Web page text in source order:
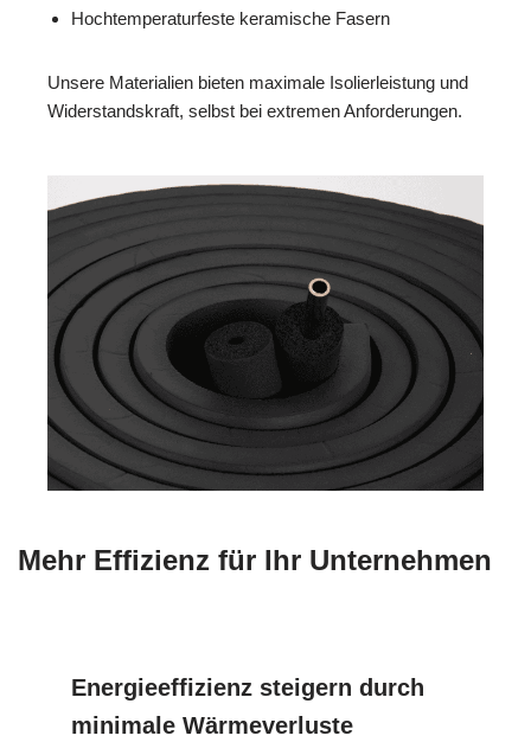
Hochtemperaturfeste keramische Fasern
Unsere Materialien bieten maximale Isolierleistung und
Widerstandskraft, selbst bei extremen Anforderungen.
Mehr Effizienz für Ihr Unternehmen
Energieeffizienz steigern durch
minimale Wärmeverluste